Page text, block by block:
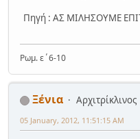
Πηγή : ΑΣ ΜΙΛΗΣΟΥΜΕ
Ρωμ. ε΄6-10
Ξένια
Αρχιτρίκλινος
05 January, 2012, 11:51:15 AM